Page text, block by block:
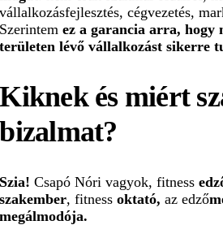
vállalkozásfejlesztés, cégvezetés,
Szerintemez a garancia arra, hogy
területen lévő vállalkozást sikerre
Kiknek és miért
bizalmat?
Szia!Csapó Nóri vagyok, fitness
szakember, fitnessoktató,az edző
megálmodója.